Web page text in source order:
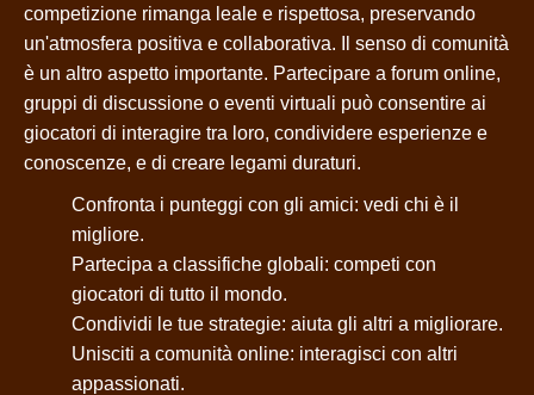
competizione rimanga leale e rispettosa, preservando
un'atmosfera positiva e collaborativa. Il senso di comunità
è un altro aspetto importante. Partecipare a forum online,
gruppi di discussione o eventi virtuali può consentire ai
giocatori di interagire tra loro, condividere esperienze e
conoscenze, e di creare legami duraturi.
Confronta i punteggi con gli amici: vedi chi è il
migliore.
Partecipa a classifiche globali: competi con
giocatori di tutto il mondo.
Condividi le tue strategie: aiuta gli altri a migliorare.
Unisciti a comunità online: interagisci con altri
appassionati.